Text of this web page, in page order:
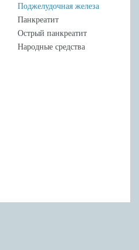
Поджелудочная железа
Панкреатит
Острый панкреатит
Народные средства